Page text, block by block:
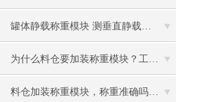
罐体静载称重模块 测垂直静载荷、抗侧力、防倾覆、可水洗
为什么料仓要加装称重模块？工厂都在悄悄升级
料仓加装称重模块，称重准确吗，精度能达到多少